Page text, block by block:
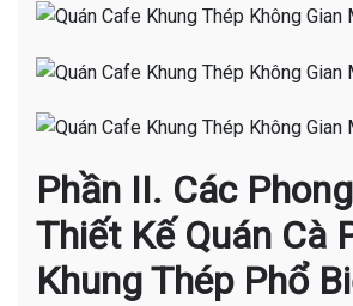
Phần II. Các
Thiết Kế Quán Cà
Khung Thép Phổ